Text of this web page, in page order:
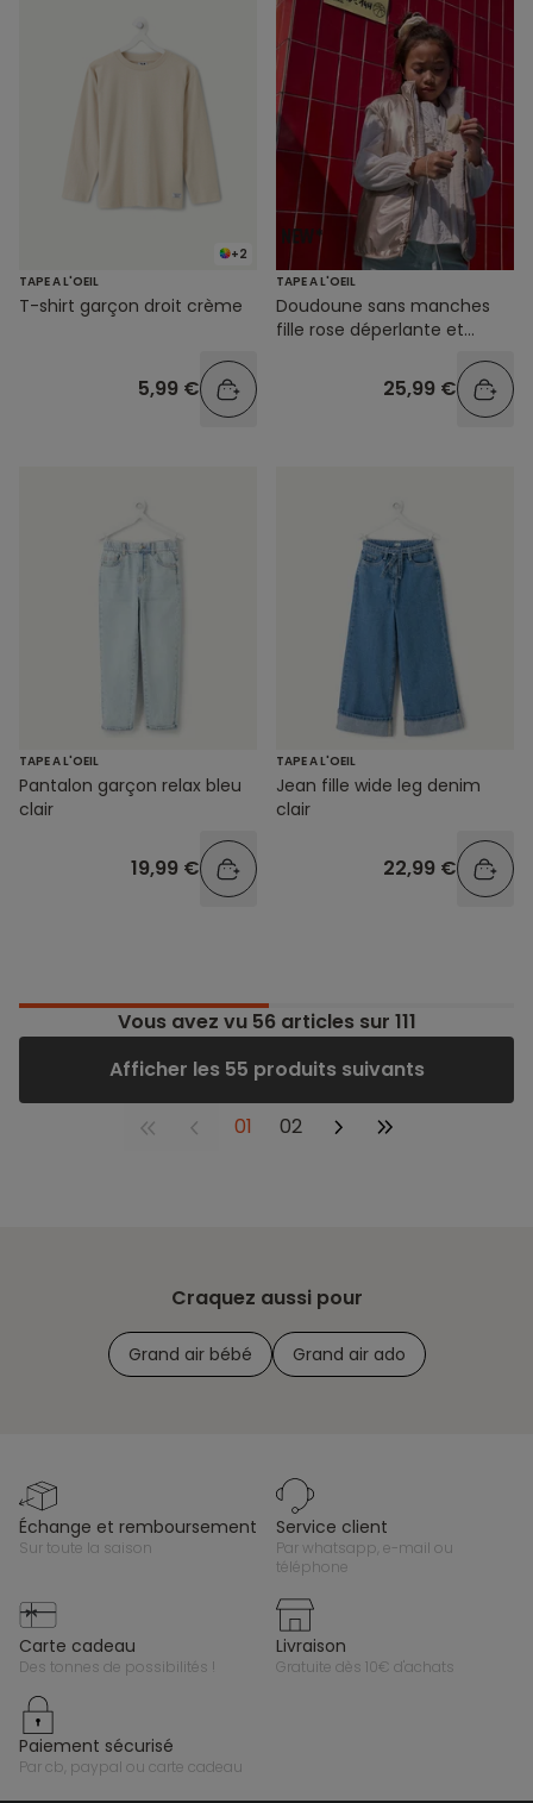
+2
TAPE A L'OEIL
T-shirt garçon droit crème
5,99 €
TAPE A L'OEIL
Doudoune sans manches
fille rose déperlante et
25,99 €
TAPE A L'OEIL
Pantalon garçon relax bleu
clair
19,99 €
TAPE A L'OEIL
Jean fille wide leg denim
clair
22,99 €
Vous avez vu 56articles sur 111
Afficher les 55 produits suivants
01 02
Craquez aussi pour
Grand air bébé Grand air ado
échange et remboursement
sur toute la saison
service client
par whatsapp, e-mail ou
téléphone
carte cadeau
des tonnes de possibilités !
livraison
gratuite dès 10€ d'achats
paiement sécurisé
par cb, paypal ou carte cadeau